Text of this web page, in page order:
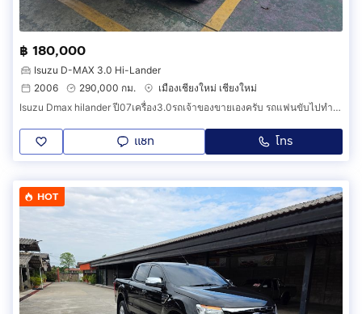
฿ 180,000
Isuzu D-MAX 3.0 Hi-Lander
2006
290,000 กม.
เมืองเชียงใหม่ เชียงใหม่
Isuzu Dmax hilander ปี07เครื่อง3.0รถเจ้าของขายเองครับ รถแฟนขับไปทำงาน ขายเปลี่ยนรุ่นอื่นให้แฟนครับ
แชท โทร
HOT